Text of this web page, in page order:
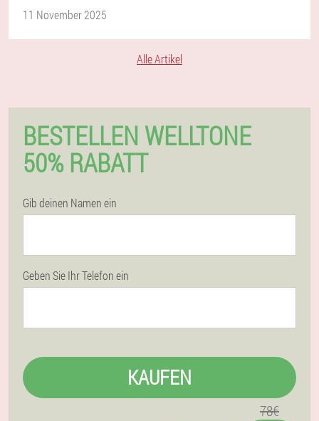
11 November 2025
Alle Artikel
BESTELLEN WELLTONE
50% RABATT
Gib deinen Namen ein
Geben Sie Ihr Telefon ein
KAUFEN
78€